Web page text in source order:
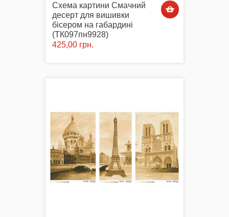
Схема картини Смачний
десерт для вишивки
бісером на габардині
(ТК097пн9928)
425,00 грн.